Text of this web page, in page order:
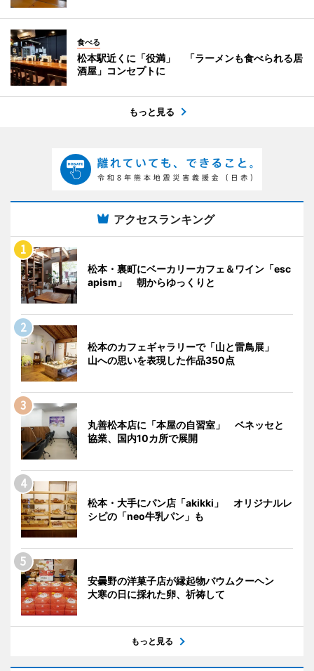
食べる
松本駅近くに「役満」 「ラーメンも食べられる居
酒屋」コンセプトに
もっと見る
アクセスランキング
松本・裏町にベーカリーカフェ＆ワイン「esc
apism」 朝からゆっくりと
松本のカフェギャラリーで「山と雷鳥展」
山への思いを表現した作品350点
丸善松本店に「本屋の自習室」 ベネッセと
協業、国内10カ所で展開
松本・大手にパン店「akikki」 オリジナルレ
シピの「neo牛乳パン」も
安曇野の洋菓子店が縁起物バウムクーヘン
大寒の日に採れた卵、祈祷して
もっと見る